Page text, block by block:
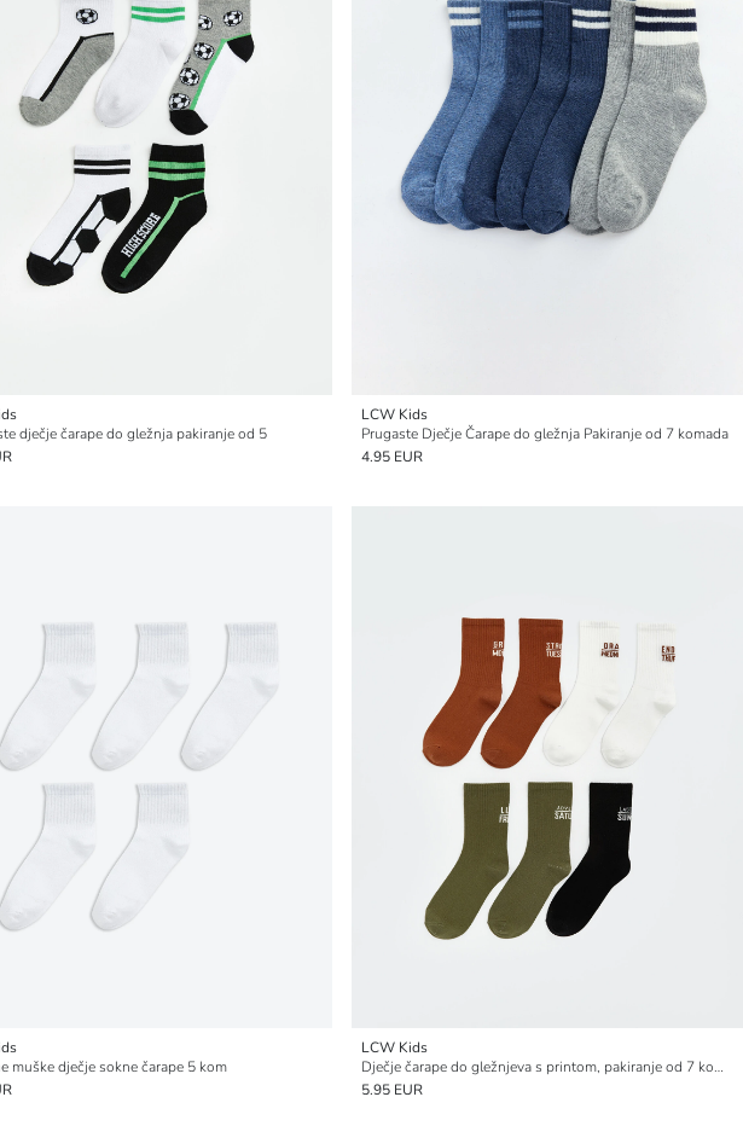
dječje čarape do gležnja pakiranje od 5
LCW Kids
Prugaste Dječje Čarape do gležnja Pakiranje od 7 komada
4.95 EUR
muške dječje sokne čarape 5 kom
LCW Kids
Dječje čarape do gležnjeva s printom, pakiranje od 7 komada
5.95 EUR